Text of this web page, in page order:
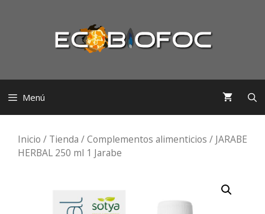
Menú
Inicio / Tienda /Complementos alimenticios / JARABE
HERBAL 250 ml 1 Jarabe